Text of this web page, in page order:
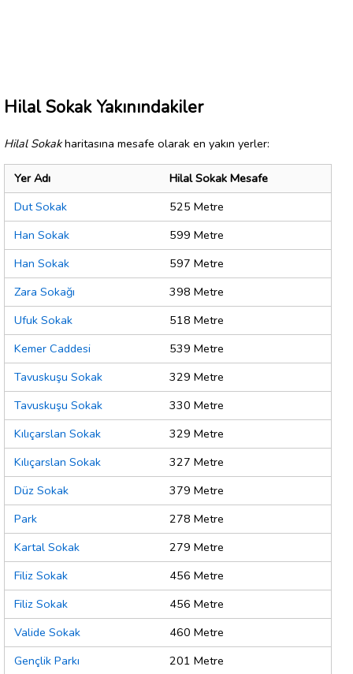
Hilal Sokak Yakınındakiler
Hilal Sokakharitasına mesafe olarak en yakın yerler:
Yer Adı
Hilal Sokak Mesafe
Dut Sokak
525 Metre
Han Sokak
599 Metre
Han Sokak
597 Metre
Zara Sokağı
398 Metre
Ufuk Sokak
518 Metre
Kemer Caddesi
539 Metre
Tavuskuşu Sokak
329 Metre
Tavuskuşu Sokak
330 Metre
Kılıçarslan Sokak
329 Metre
Kılıçarslan Sokak
327 Metre
Düz Sokak
379 Metre
Park
278 Metre
Kartal Sokak
279 Metre
Filiz Sokak
456 Metre
Filiz Sokak
456 Metre
Valide Sokak
460 Metre
Gençlik Parkı
201 Metre